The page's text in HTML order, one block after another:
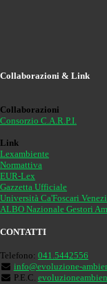
Collaborazioni & Link
Collaborazioni
Consorzio C.A.R.P.I.
Link
Lexambiente
Normattiva
EUR-Lex
Gazzetta Ufficiale
Università Ca'Foscari
ALBO Nazionale Gestori
CONTATTI
Telefono: 041.5442556
info@evoluzione-
P.E.C.